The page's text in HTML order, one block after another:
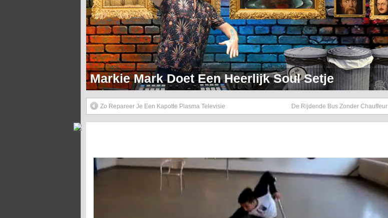
Markie Mark Doet Een Heerlijk Soul Setje
Zo Repareer Je Een Kapotte Plasma Televisie De Rijdende Bus Zonder Chauffeur